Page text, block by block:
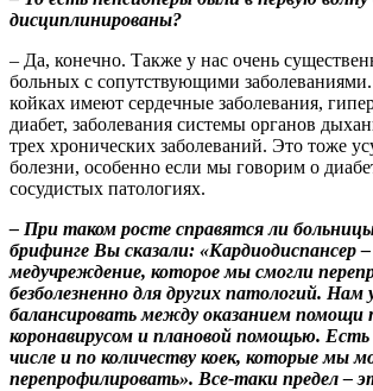
дисциплинированы?
– Да, конечно. Также у нас очень
больных с сопутствующими
койках имеют сердечные заболевания,
диабет, заболевания системы органов
трех хронических заболеваний. Это тоже
болезни, особенно если мы говорим о
сосудистых патологиях.
– При таком росте справятся ли
брифинге Вы сказали: «Кардиодиспансер –
медучреждение, которое мы смогли
безболезненно для других патологий. Нам
балансировать между оказанием помощи
коронавирусом и плановой помощью.
числе и по количеству коек, которые мы
перепрофилировать». Все-таки предел –